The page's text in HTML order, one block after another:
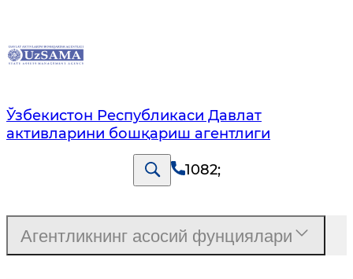
Ўзбекистон Республикаси Давлат
активларини бошқариш агентлиги
1082;
Агентликнинг асосий фунциялари